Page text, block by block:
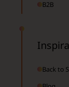
B2B
Back to